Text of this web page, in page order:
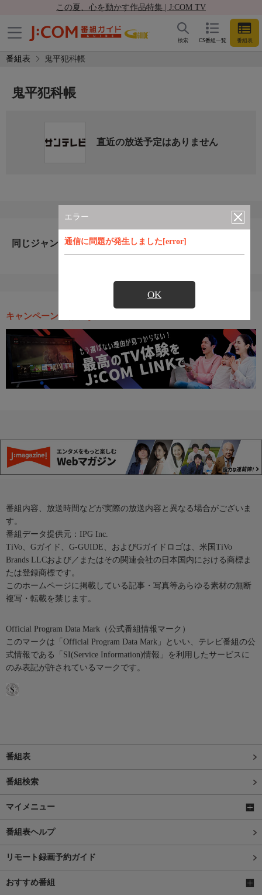
この夏、心を動かす作品特集 | J:COM TV
CS番組一覧 番組表
検索
番組表 鬼平犯科帳
エラー
通信に問題が発生しました[error]
OK
鬼平犯科帳
直近の放送予定はありません
同じジャンルのおすすめ番組
キャンペーン・お得な情報
番組内容、放送時間などが実際の放送内容と異なる場合がございま
す。
番組データ提供元：IPG Inc.
TiVo、Gガイド、G-GUIDE、およびGガイドロゴは、米国TiVo
Brands LLCおよび／またはその関連会社の日本国内における商標ま
たは登録商標です。
このホームページに掲載している記事・写真等あらゆる素材の無断
複写・転載を禁じます。
Official Program Data Mark（公式番組情報マーク）
このマークは「Official Program Data Mark」といい、テレビ番組の公
式情報である「SI(Service Information)情報」を利用したサービスに
のみ表記が許されているマークです。
番組表
番組検索
マイメニュー
番組表ヘルプ
リモート録画予約ガイド
おすすめ番組